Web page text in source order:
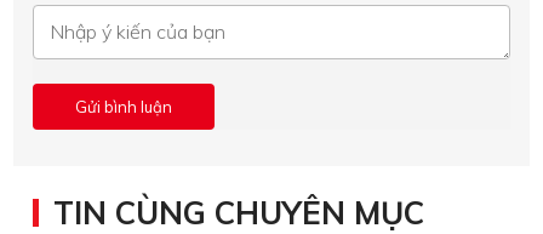
TIN CÙNG CHUYÊN MỤC